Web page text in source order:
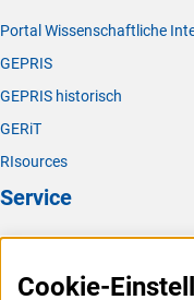
Portal Wissenschaftliche
GEPRIS
GEPRIS historisch
GERiT
RIsources
Service
Presse
FAQCookie-